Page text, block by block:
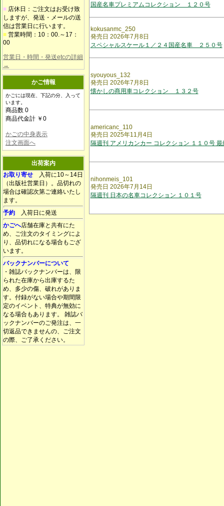
■ 店休日：ご注文はお受け致
しますが、発送・メールの送
信は営業日に行います。
■ 営業時間：10：00.～17：
00
営業日・時間・発送etcの詳細
→
かご情報
かごには現在、下記の分、入って
います。
商品数 0
商品代金計 ￥0
かごの中身表示
注文画面へ
出荷案内
お取り寄せ 入荷に10～14日
（出版社営業日）。品切れの
場合は確認次第ご連絡いたし
ます。
予約 入荷日に発送
かごへ店舗在庫と共有にた
め、ご注文のタイミングによ
り、品切れになる場合もござ
います。
バックナンバーについて
・雑誌バックナンバーは、限
られた在庫から出庫するた
め、多少の傷、破れがありま
す。付録がない場合や期間限
定のイベント、特典が無効に
なる場合もあります。 雑誌バ
ックナンバーのご発注は、一
切返品できませんの、ご注文
の際、ご了承ください。
国産名車プレミアムコレクション １２０号
kokusanmc_250
発売日 2026年7月8日
スペシャルスケール１／２４国産名車 ２５０号
syouyous_132
発売日 2026年7月8日
懐かしの商用車コレクション １３２号
americanc_110
発売日 2025年11月4日
隔週刊 アメリカンカー コレクション １１０号 最
nihonmeis_101
発売日 2026年7月14日
隔週刊 日本の名車コレクション １０１号